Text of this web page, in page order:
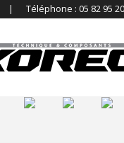
| Téléphone : 05 82 95